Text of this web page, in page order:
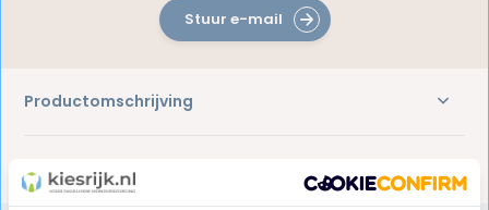
Productomschrijving
Reviews
Stuur e-mail